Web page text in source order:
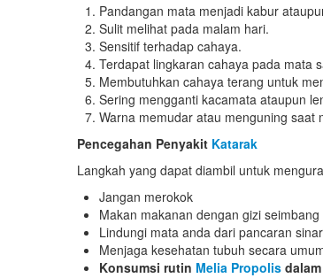
Pandangan mata menjadi kabur
Sulit melihat pada malam hari.
Sensitif terhadap cahaya.
Terdapat lingkaran cahaya pada mata
Membutuhkan cahaya terang untuk
Sering mengganti kacamata ataupun
Warna memudar atau menguning saat
Pencegahan Penyakit Katarak
Langkah yang dapat diambil untuk
Jangan merokok
Makan makanan dengan gizi seimbang
Lindungi mata anda dari pancaran
Menjaga kesehatan tubuh secara
Konsumsi rutin Melia Propolis